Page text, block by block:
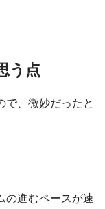
う点
で、微妙だったと
の進むペースが速